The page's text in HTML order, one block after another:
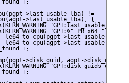
>last_usable_lba) !=
>last_usable_lba)) {
"GPT:last_usable_lbas
"GPT:%" PRIx64 " != %"
le64_to_cpu(pgpt->last_usable_lba),
le64_to_cpu(agpt->last_usable_lba));
>disk_guid, agpt->disk_guid))
"GPT:disk_guids don't